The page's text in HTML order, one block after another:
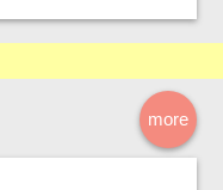
more